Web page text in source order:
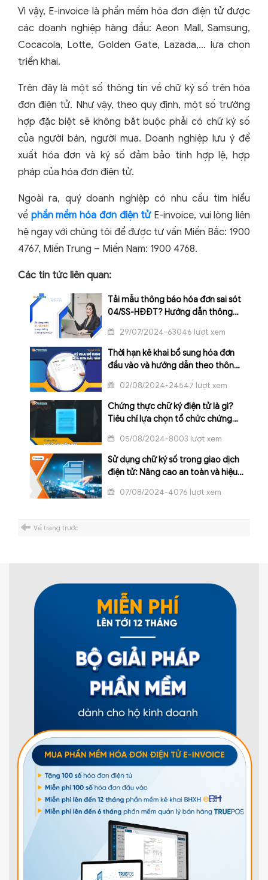
Vì vậy, E-invoice là phần mềm hóa đơn điện tử được
các doanh nghiệp hàng đầu: Aeon Mall, Samsung,
Cocacola, Lotte, Golden Gate, Lazada,… lựa chọn
triển khai.
Trên đây là một số thông tin về chữ ký số trên hóa
đơn điện tử. Như vậy, theo quy định, một số trường
hợp đặc biệt sẽ không bắt buộc phải có chữ ký số
của người bán, người mua. Doanh nghiệp lưu ý để
xuất hóa đơn và ký số đảm bảo tính hợp lệ, hợp
pháp của hóa đơn điện tử.
Ngoài ra, quý doanh nghiệp có nhu cầu tìm hiểu
về phần mềm hóa đơn điện tửE-invoice, vui lòng liên
hệ ngay với chúng tôi để được tư vấn Miền Bắc: 1900
4767, Miền Trung – Miền Nam: 1900 4768.
Các tin tức liên quan:
Tải mẫu thông báo hóa đơn sai sót
04/SS-HĐĐT? Hướng dẫn thông
29/07/2024-63046 lượt xem
Thời hạn kê khai bổ sung hóa đơn
đầu vào và hướng dẫn theo thông
02/08/2024-24547 lượt xem
Chứng thực chữ ký điện tử là gì?
Tiêu chí lựa chọn tổ chức chứng
05/08/2024-8003 lượt xem
Sử dụng chữ ký số trong giao dịch
điện tử: Nâng cao an toàn và hiệu
07/08/2024-4076 lượt xem
Về trang trước